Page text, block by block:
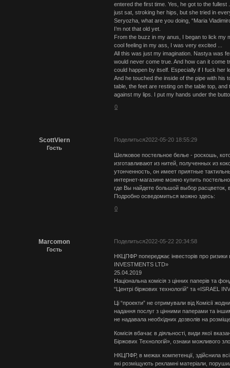
entered the first time. Yes, he got to the
just sat, stroking her hips, but she tried in
Seryozha, what are you doing, “Maria
I’m not that old yet.
From the buzz in my anus, I began to lick my
cool feeling in my ass, I was very excited ...
All this was just my imagination. Nastya was
would never come true. And how can it come
could happen by itself. Especially if I fuck her
And he touched the inside of the pipe with his
table, the feet are resting on the table top,
against my lips. I put my hands under the
0
Поделиться2022-05-20 18:55:29
ScottViern
Гость
Шелковое постельное белье - роскошь,
изготавливают из нитей, полученных из
утонченность, он имеет приятные
интернет-магазине можно купить
где Вы найдете большой выбор
Подробно осведомиться можно здесь:
0
Поделиться2022-05-22 20:34:58
Marcomon
Гость
НКЦПФР попереджає інвесторів про ризики
INVESTMENTS LTD»
25.04.2019
Національна комісія з цінних паперів та
“Центрі біржових технологій” та «ISRAEL
Ці “проекти” не отримували від Комісії
надання послуг з цінними паперами та
не надавала необхідних дозволів на
Комісія вбачає в діяльності, види якої
Біржових Технологій», ознаки можливого
НКЦПФР, в межах компетенції, здійснила всі
які розміщують рекламні матеріали,